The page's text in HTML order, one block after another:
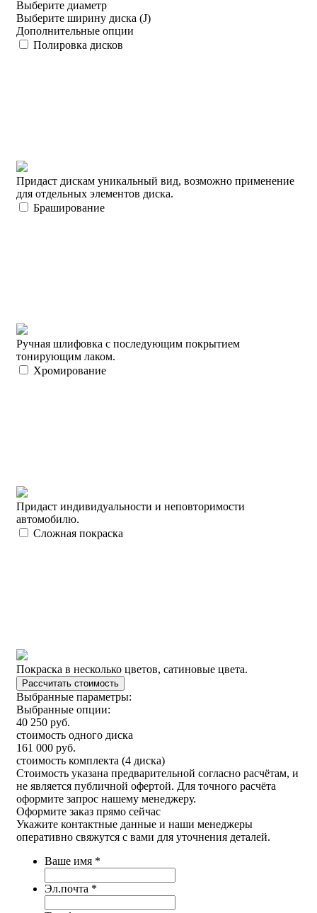
Выберите диаметр
Выберите ширину диска (J)
Дополнительные опции
Полировка дисков
Придаст дискам уникальный вид, возможно применение
для отдельных элементов диска.
Браширование
Ручная шлифовка с последующим покрытием
тонирующим лаком.
Хромирование
Придаст индивидуальности и неповторимости
автомобилю.
Сложная покраска
Покраска в несколько цветов, сатиновые цвета.
Выбранные параметры:
Выбранные опции:
40 250 руб.
стоимость одного диска
161 000 руб.
стоимость комплекта (4 диска)
Стоимость указана предварительной согласно расчётам, и
не является публичной офертой. Для точного расчёта
оформите запрос нашему менеджеру.
Оформите заказ прямо сейчас
Укажите контактные данные и наши менеджеры
оперативно свяжутся с вами для уточнения деталей.
Ваше имя *
Эл.почта *